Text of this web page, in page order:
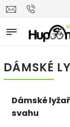
DÁMSKÉ
Dámské
svahu